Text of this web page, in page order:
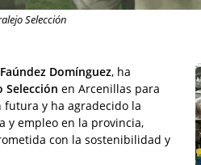
Selección
Domínguez, ha
Selección en Arcenillas para
futura y ha agradecido la
y empleo en la provincia,
con la sostenibilidad y